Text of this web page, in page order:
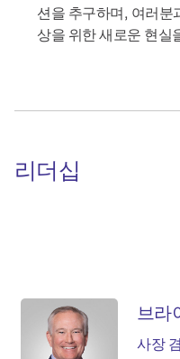
션을 추구하며, 여러분
상을 위한 새로운 현실
리더십
브라
사장